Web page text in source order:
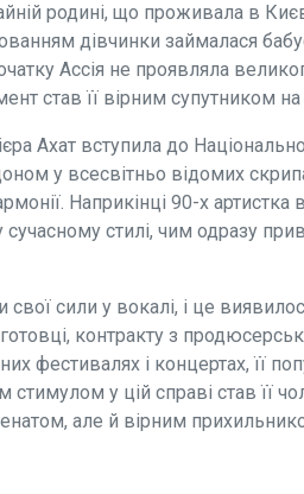
родині, що проживала в
дівчинки займалася
Ассія не проявляла
став її вірним супутником
Ахат вступила до
у всесвітньо відомих
Наприкінці 90-х
стилі, чим одразу
сили у вокалі, і це
контракту з
фестивалях і концертах, її
у цій справі став її
але й вірним